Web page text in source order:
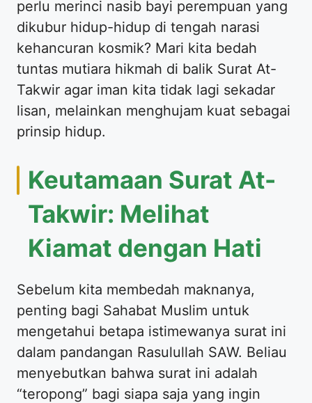
perlu merinci nasib bayi perempuan yang
dikubur hidup-hidup di tengah narasi
kehancuran kosmik? Mari kita bedah
tuntas mutiara hikmah di balik Surat At-
Takwir agar iman kita tidak lagi sekadar
lisan, melainkan menghujam kuat sebagai
prinsip hidup.
Keutamaan Surat At-
Takwir: Melihat
Kiamat dengan Hati
Sebelum kita membedah maknanya,
penting bagi Sahabat Muslim untuk
mengetahui betapa istimewanya surat ini
dalam pandangan Rasulullah SAW. Beliau
menyebutkan bahwa surat ini adalah
“teropong” bagi siapa saja yang ingin